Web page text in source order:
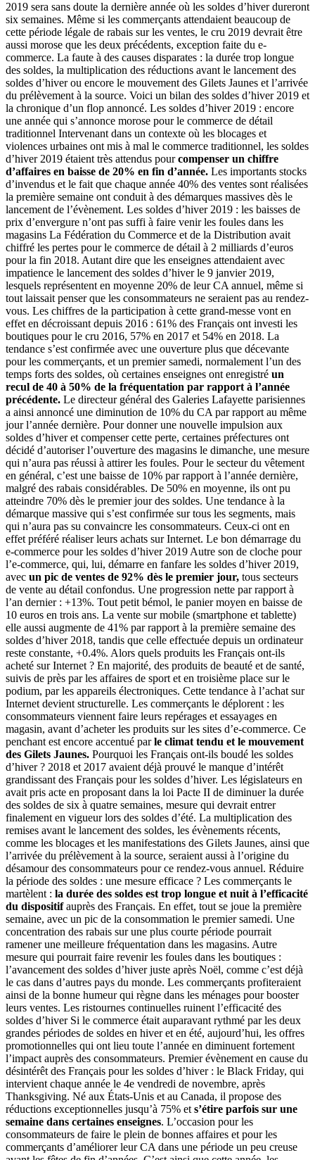
2019 sera sans doute la dernière année où les soldes d’hiver dureront
six semaines. Même si les commerçants attendaient beaucoup de
cette période légale de rabais sur les ventes, le cru 2019 devrait être
aussi morose que les deux précédents, exception faite du e-
commerce. La faute à des causes disparates : la durée trop longue
des soldes, la multiplication des réductions avant le lancement des
soldes d’hiver ou encore le mouvement des Gilets Jaunes et l’arrivée
du prélèvement à la source. Voici un bilan des soldes d’hiver 2019 et
la chronique d’un flop annoncé. Les soldes d’hiver 2019 : encore
une année qui s’annonce morose pour le commerce de détail
traditionnel Intervenant dans un contexte où les blocages et
violences urbaines ont mis à mal le commerce traditionnel, les soldes
d’hiver 2019 étaient très attendus pourcompenser un chiffre
d’affaires en baisse de 20% en fin d’année. Les importants stocks
d’invendus et le fait que chaque année 40% des ventes sont réalisées
la première semaine ont conduit à des démarques massives dès le
lancement de l’évènement. Les soldes d’hiver 2019 : les baisses de
prix d’envergure n’ont pas suffi à faire venir les foules dans les
magasins La Fédération du Commerce et de la Distribution avait
chiffré les pertes pour le commerce de détail à 2 milliards d’euros
pour la fin 2018. Autant dire que les enseignes attendaient avec
impatience le lancement des soldes d’hiver le 9 janvier 2019,
lesquels représentent en moyenne 20% de leur CA annuel, même si
tout laissait penser que les consommateurs ne seraient pas au rendez-
vous. Les chiffres de la participation à cette grand-messe vont en
effet en décroissant depuis 2016 : 61% des Français ont investi les
boutiques pour le cru 2016, 57% en 2017 et 54% en 2018. La
tendance s’est confirmée avec une ouverture plus que décevante
pour les commerçants, et un premier samedi, normalement l’un des
temps forts des soldes, où certaines enseignes ont enregistré un
recul de 40 à 50% de la fréquentation par rapport à l’année
précédente. Le directeur général des Galeries Lafayette parisiennes
a ainsi annoncé une diminution de 10% du CA par rapport au même
jour l’année dernière. Pour donner une nouvelle impulsion aux
soldes d’hiver et compenser cette perte, certaines préfectures ont
décidé d’autoriser l’ouverture des magasins le dimanche, une mesure
qui n’aura pas réussi à attirer les foules. Pour le secteur du vêtement
en général, c’est une baisse de 10% par rapport à l’année dernière,
malgré des rabais considérables. De 50% en moyenne, ils ont pu
atteindre 70% dès le premier jour des soldes. Une tendance à la
démarque massive qui s’est confirmée sur tous les segments, mais
qui n’aura pas su convaincre les consommateurs. Ceux-ci ont en
effet préféré réaliser leurs achats sur Internet. Le bon démarrage du
e-commerce pour les soldes d’hiver 2019 Autre son de cloche pour
l’e-commerce, qui, lui, démarre en fanfare les soldes d’hiver 2019,
avec un pic de ventes de 92% dès le premier jour, tous secteurs
de vente au détail confondus. Une progression nette par rapport à
l’an dernier : +13%. Tout petit bémol, le panier moyen en baisse de
10 euros en trois ans. La vente sur mobile (smartphone et tablette)
elle aussi augmente de 41% par rapport à la première semaine des
soldes d’hiver 2018, tandis que celle effectuée depuis un ordinateur
reste constante, +0.4%. Alors quels produits les Français ont-ils
acheté sur Internet ? En majorité, des produits de beauté et de santé,
suivis de près par les affaires de sport et en troisième place sur le
podium, par les appareils électroniques. Cette tendance à l’achat sur
Internet devient structurelle. Les commerçants le déplorent : les
consommateurs viennent faire leurs repérages et essayages en
magasin, avant d’acheter les produits sur les sites d’e-commerce. Ce
penchant est encore accentué parle climat tendu et le mouvement
des Gilets Jaunes. Pourquoi les Français ont-ils boudé les soldes
d’hiver ? 2018 et 2017 avaient déjà prouvé le manque d’intérêt
grandissant des Français pour les soldes d’hiver. Les législateurs en
avait pris acte en proposant dans la loi Pacte II de diminuer la durée
des soldes de six à quatre semaines, mesure qui devrait entrer
finalement en vigueur lors des soldes d’été. La multiplication des
remises avant le lancement des soldes, les évènements récents,
comme les blocages et les manifestations des Gilets Jaunes, ainsi que
l’arrivée du prélèvement à la source, seraient aussi à l’origine du
désamour des consommateurs pour ce rendez-vous annuel. Réduire
la période des soldes : une mesure efficace ? Les commerçants le
martèlent : la durée des soldes est trop longue et nuit à l’efficacité
du dispositifauprès des Français. En effet, tout se joue la première
semaine, avec un pic de la consommation le premier samedi. Une
concentration des rabais sur une plus courte période pourrait
ramener une meilleure fréquentation dans les magasins. Autre
mesure qui pourrait faire revenir les foules dans les boutiques :
l’avancement des soldes d’hiver juste après Noël, comme c’est déjà
le cas dans d’autres pays du monde. Les commerçants profiteraient
ainsi de la bonne humeur qui règne dans les ménages pour booster
leurs ventes. Les ristournes continuelles ruinent l’efficacité des
soldes d’hiver Si le commerce était auparavant rythmé par les deux
grandes périodes de soldes en hiver et en été, aujourd’hui, les offres
promotionnelles qui ont lieu toute l’année en diminuent fortement
l’impact auprès des consommateurs. Premier évènement en cause du
désintérêt des Français pour les soldes d’hiver : le Black Friday, qui
intervient chaque année le 4e vendredi de novembre, après
Thanksgiving. Né aux États-Unis et au Canada, il propose des
réductions exceptionnelles jusqu’à 75% ets’étire parfois sur une
semaine dans certaines enseignes. L’occasion pour les
consommateurs de faire le plein de bonnes affaires et pour les
commerçants d’améliorer leur CA dans une période un peu creuse